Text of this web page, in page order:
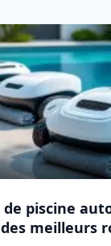
piscine
meilleurs